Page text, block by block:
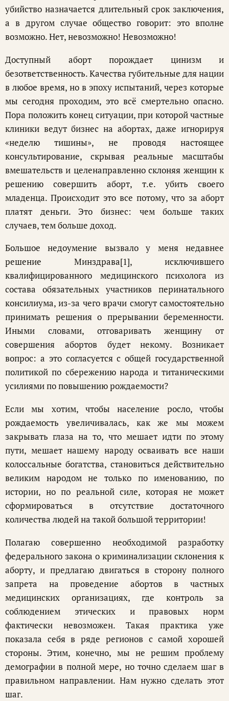
убийство назначается длительный срок заключения,
а в другом случае общество говорит: это вполне
возможно. Нет, невозможно! Невозможно!
Доступный аборт порождает цинизм и
безответственность. Качества губительные для нации
в любое время, но в эпоху испытаний, через которые
мы сегодня проходим, это всё смертельно опасно.
Пора положить конец ситуации, при которой частные
клиники ведут бизнес на абортах, даже игнорируя
«неделю тишины», не проводя настоящее
консультирование, скрывая реальные масштабы
вмешательств и целенаправленно склоняя женщин к
решению совершить аборт, т.е. убить своего
младенца. Происходит это все потому, что за аборт
платят деньги. Это бизнес: чем больше таких
случаев, тем больше доход.
Большое недоумение вызвало у меня недавнее
решение Минздрава[1], исключившего
квалифицированного медицинского психолога из
состава обязательных участников перинатального
консилиума, из-за чего врачи смогут самостоятельно
принимать решения о прерывании беременности.
Иными словами, отговаривать женщину от
совершения абортов будет некому. Возникает
вопрос: а это согласуется с общей государственной
политикой по сбережению народа и титаническими
усилиями по повышению рождаемости?
Если мы хотим, чтобы население росло, чтобы
рождаемость увеличивалась, как же мы можем
закрывать глаза на то, что мешает идти по этому
пути, мешает нашему народу осваивать все наши
колоссальные богатства, становиться действительно
великим народом не только по именованию, по
истории, но по реальной силе, которая не может
сформироваться в отсутствие достаточного
количества людей на такой большой территории!
Полагаю совершенно необходимой разработку
федерального закона о криминализации склонения к
аборту, и предлагаю двигаться в сторону полного
запрета на проведение абортов в частных
медицинских организациях, где контроль за
соблюдением этических и правовых норм
фактически невозможен. Такая практика уже
показала себя в ряде регионов с самой хорошей
стороны. Этим, конечно, мы не решим проблему
демографии в полной мере, но точно сделаем шаг в
правильном направлении. Нам нужно сделать этот
шаг.